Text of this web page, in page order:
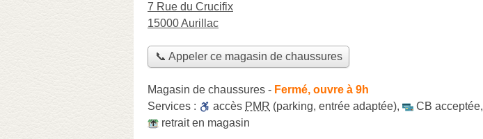
7 Rue du Crucifix
15000 Aurillac
📞 Appeler ce magasin de chaussures
Magasin de chaussures - Fermé, ouvre à 9h
Services :
accès PMR (parking, entrée adaptée), CB acceptée,
retrait en magasin